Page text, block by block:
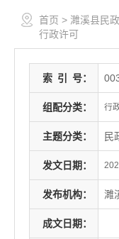
首页 > 濉溪县民
行政许可
索 引 号：
组配分类： 行
主题分类： 民
发文日期：
发布机构： 濉
成文日期：